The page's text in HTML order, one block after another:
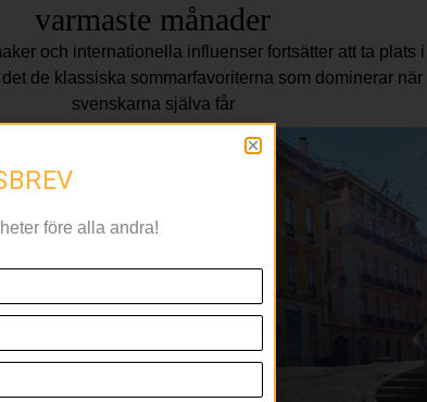
varmaste månader
och internationella influenser fortsätter att ta plats i
de klassiska sommarfavoriterna som dominerar när
svenskarna själva får
före alla andra!